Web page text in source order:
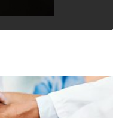
cũng như
vai trò đại diện